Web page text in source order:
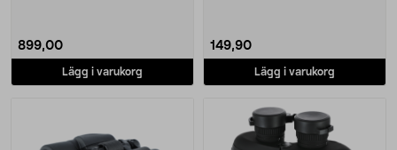
899,00
Lägg i varukorg
149,90
Lägg i varukorg